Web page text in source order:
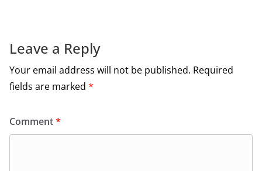
Leave a Reply
Your email address will not be published. Required
fields are marked *
Comment*